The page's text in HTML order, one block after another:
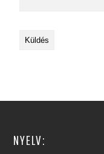
NYELV: